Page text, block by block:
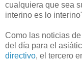
cualquiera que sea
interino es lo
Como las noticias
del día para el
directivo, el tercero